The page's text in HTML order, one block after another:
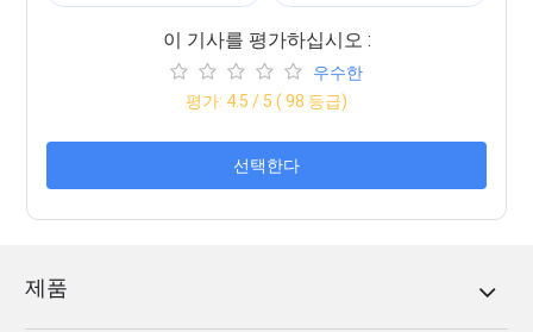
이 기사를 평가하십시오 :
우수한
평가: 4.5 / 5 ( 98 등급)
선택한다
제품